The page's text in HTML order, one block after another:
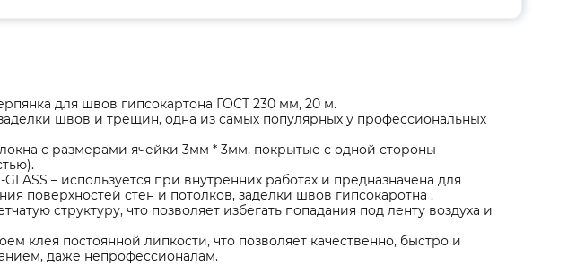
для швов гипсокартона ГОСТ 230 мм, 20 м.
швов и трещин, одна из самых популярных у профессиональных
с размерами ячейки 3мм * 3мм, покрытые с одной стороны
– используется при внутренних работах и предназначена для
поверхностей стен и потолков, заделки швов гипсокаротна .
структуру, что позволяет избегать попадания под ленту воздуха и
клея постоянной липкости, что позволяет качественно, быстро и
даже непрофессионалам.